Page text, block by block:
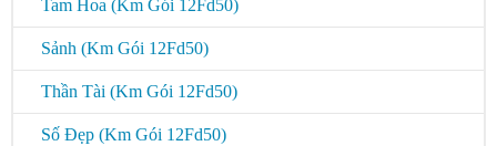
Tam Hoa (Km Gói 12Fd50)
Sảnh (Km Gói 12Fd50)
Thần Tài (Km Gói 12Fd50)
Số Đẹp (Km Gói 12Fd50)